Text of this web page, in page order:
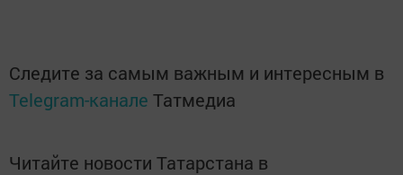
Следите за самым важным и интересным в
Telegram-канале Татмедиа
Читайте новости Татарстана в